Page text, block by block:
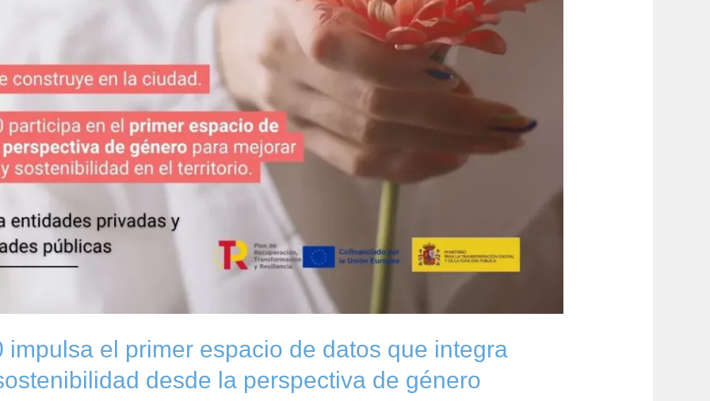
impulsa el primer espacio de datos que integra
desde la perspectiva de género